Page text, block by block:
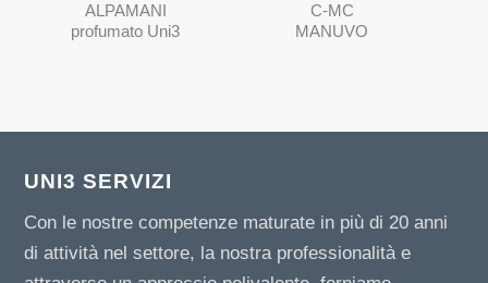
ALPAMANI
profumato Uni3
C-MC
MANUVO
UNI3 SERVIZI
Con le nostre competenze maturate in più di 20 anni
di attività nel settore, la nostra professionalità e